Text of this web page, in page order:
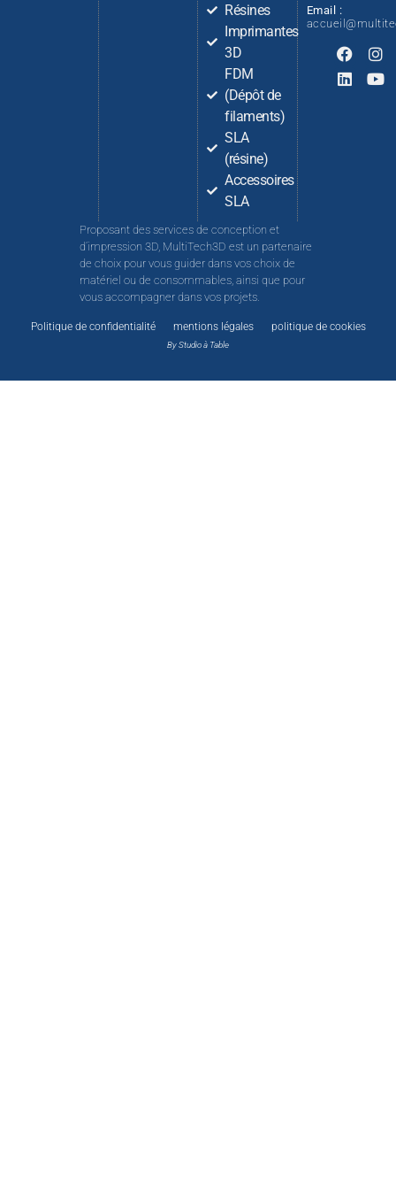
Résines
Imprimantes
3D
FDM
(Dépôt de
filaments)
SLA
(résine)
Accessoires
SLA
Email :
Proposant des services de conception et
d’impression 3D, MultiTech3D est un partenaire
de choix pour vous guider dans vos choix de
matériel ou de consommables, ainsi que pour
vous accompagner dans vos projets.
Politique de confidentialité mentions légales politique de cookies
By Studio à Table